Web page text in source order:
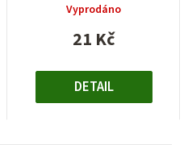
Vyprodáno
21 KčMěrná
DETAIL